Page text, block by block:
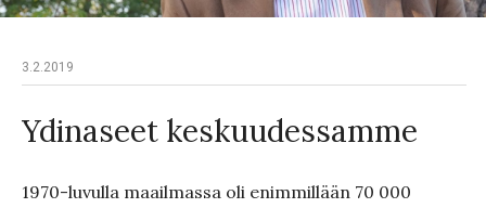
3.2.2019
Ydinaseet keskuudessamme
1970-luvulla maailmassa oli enimmillään 70 000